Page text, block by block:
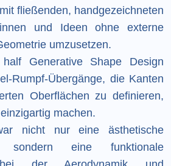
fließenden, handgezeichneten
und Ideen ohne externe
umzusetzen.
Generative Shape Design
Rumpf-Übergänge, die Kanten
Oberflächen zu definieren,
machen.
nicht nur eine ästhetische
sondern eine funktionale